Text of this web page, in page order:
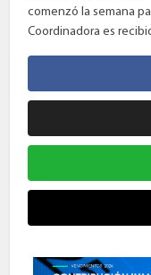
comenzó la semana
Coordinadora es